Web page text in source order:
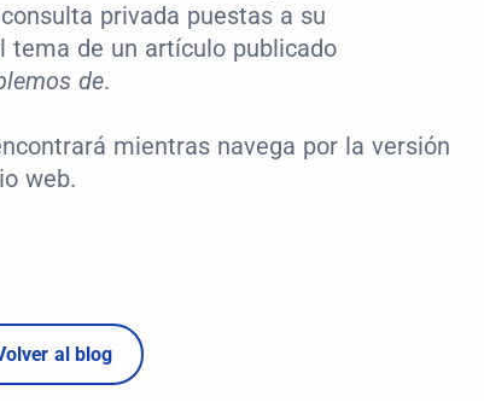
privada puestas a su
tema de un artículo publicado
de.
mientras navega por la versión
web.
al blog